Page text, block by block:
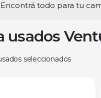
todo para tu
usados
seleccionados